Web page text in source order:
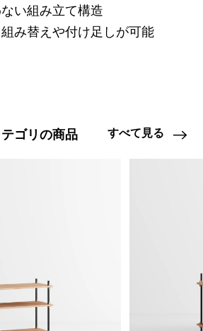
い組み立て構造
み替えや付け足しが可能
ゴリの商品 すべて見る